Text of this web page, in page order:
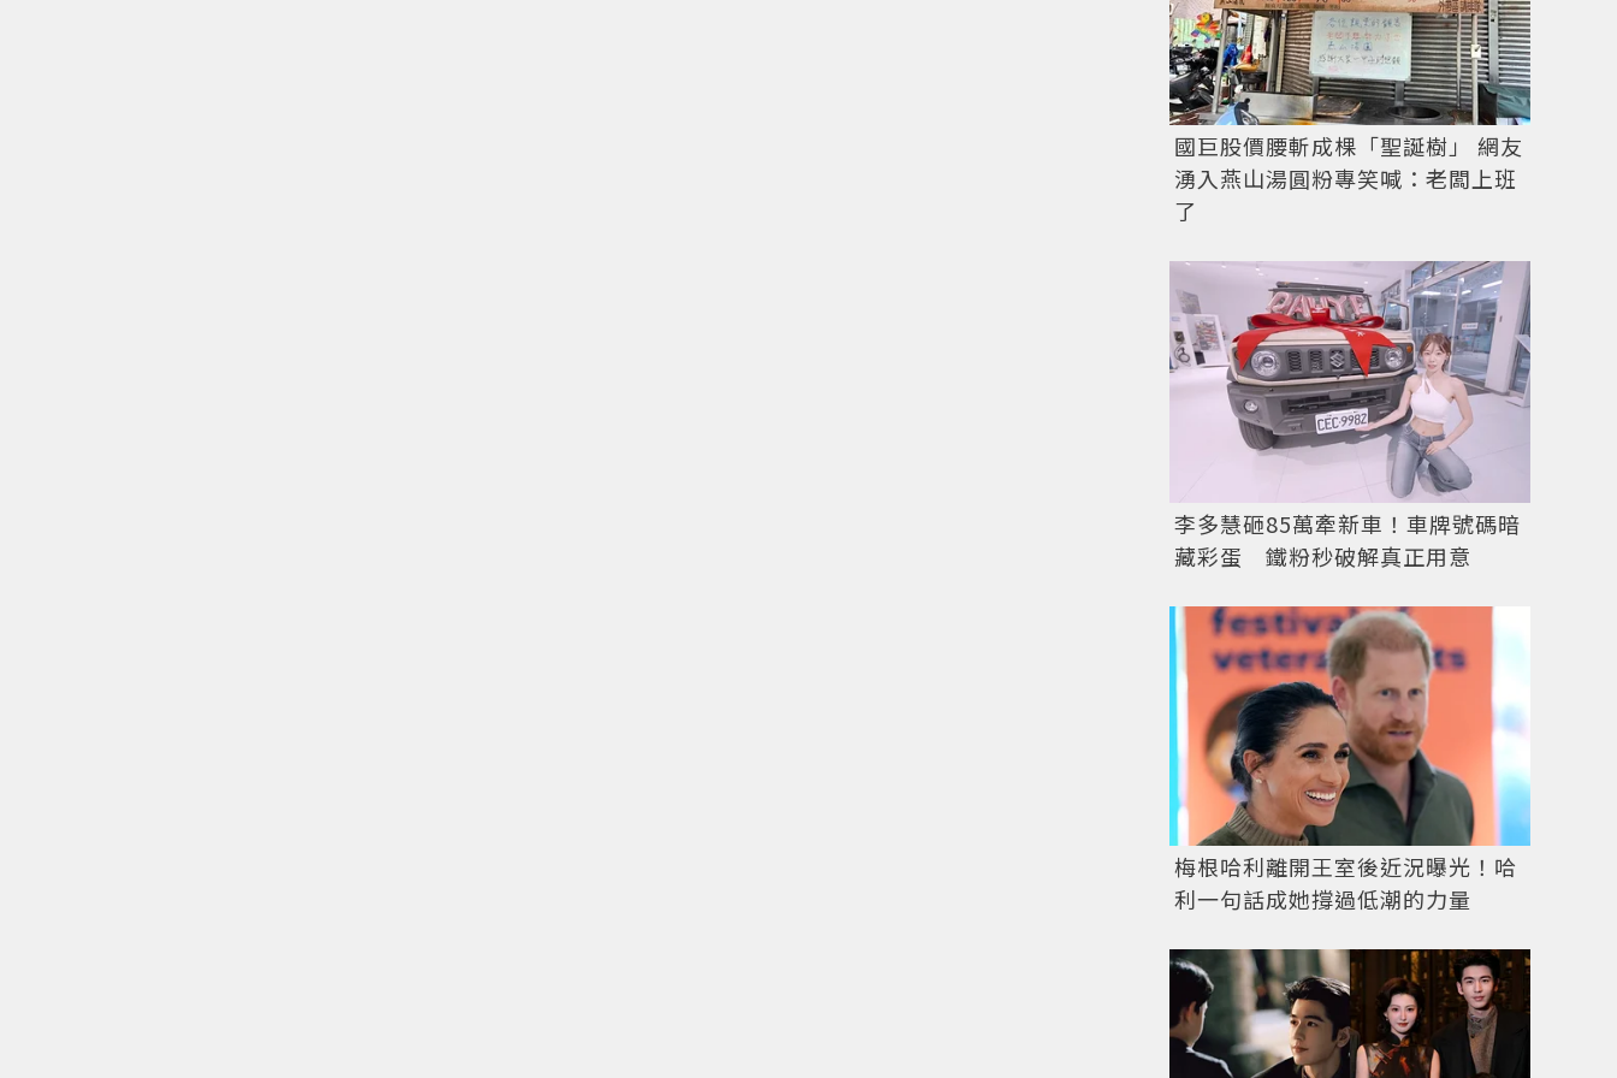
國巨股價腰斬成棵「聖誕樹」 網友
湧入燕山湯圓粉專笑喊：老闆上班
了
李多慧砸85萬牽新車！車牌號碼暗
藏彩蛋 鐵粉秒破解真正用意
梅根哈利離開王室後近況曝光！哈
利一句話成她撐過低潮的力量